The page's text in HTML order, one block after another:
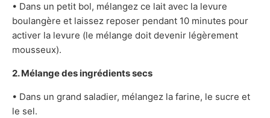
• Dans un petit bol, mélangez ce lait avec la levure
boulangère et laissez reposer pendant 10 minutes pour
activer la levure (le mélange doit devenir légèrement
mousseux).
2. Mélange des ingrédients secs
• Dans un grand saladier, mélangez la farine, le sucre et
le sel.